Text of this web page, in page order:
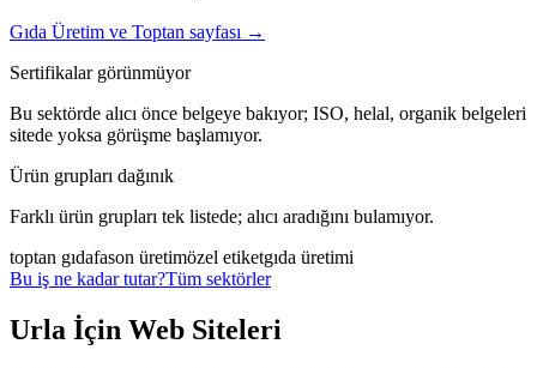
Gıda Üretim ve Toptan sayfası →
Sertifikalar görünmüyor
Bu sektörde alıcı önce belgeye bakıyor; ISO, helal, organik belgeleri
sitede yoksa görüşme başlamıyor.
Ürün grupları dağınık
Farklı ürün grupları tek listede; alıcı aradığını bulamıyor.
toptan gıdafason üretimözel etiketgıda üretimi
Bu iş ne kadar tutar?Tüm sektörler
Urla İçin Web Siteleri